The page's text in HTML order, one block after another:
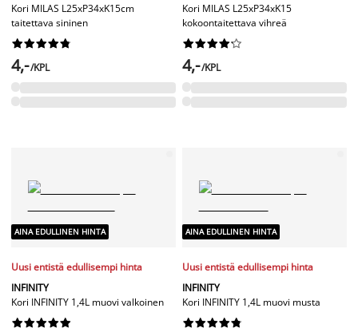
Kori MILAS L25xP34xK15cm
taitettava sininen






4,-/KPL
Kori MILAS L25xP34xK15
kokoontaitettava vihreä






4,-/KPL
AINA EDULLINEN HINTA
Uusi entistä edullisempi hinta
INFINITY
Kori INFINITY 1,4L muovi valkoinen






AINA EDULLINEN HINTA
Uusi entistä edullisempi hinta
INFINITY
Kori INFINITY 1,4L muovi musta





